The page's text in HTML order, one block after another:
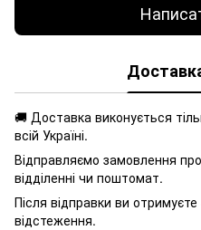
🚚 Доставка виконується
всій Україні.
Відправляємо замовлення
відділенні чи поштомат.
Після відправки ви
відстеження.